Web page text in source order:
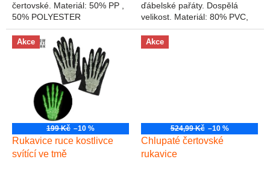
čertovské. Materiál: 50% PP ,
50% POLYESTER
ďábelské pařáty. Dospělá
velikost. Materiál: 80% PVC,
20% polyester
Akce
199 Kč –10 %
Rukavice ruce kostlivce
svítící ve tmě
Akce
524,99 Kč –10 %
Chlupaté čertovské
rukavice